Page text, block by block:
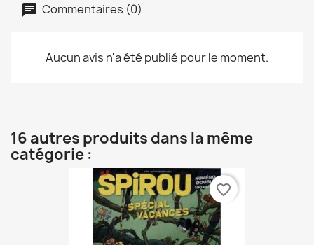
Commentaires (0)
Aucun avis n'a été publié pour le moment.
16 autres produits dans la même
catégorie :
favorite_border